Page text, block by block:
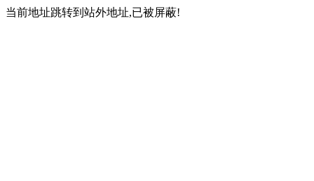
当前地址跳转到站外地址,已被屏蔽!